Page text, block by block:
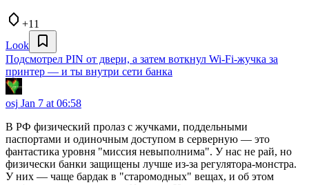
+11
Look
Подсмотрел PIN от двери, а затем воткнул Wi-Fi-жучка за
принтер — и ты внутри сети банка
osj Jan 7 at 06:58
В РФ физический пролаз с жучками, поддельными
паспортами и одиночным доступом в серверную — это
фантастика уровня "миссия невыполнима". У нас не рай, но
физически банки защищены лучше из-за регулятора-монстра.
У них — чаще бардак в "старомодных" вещах, и об этом